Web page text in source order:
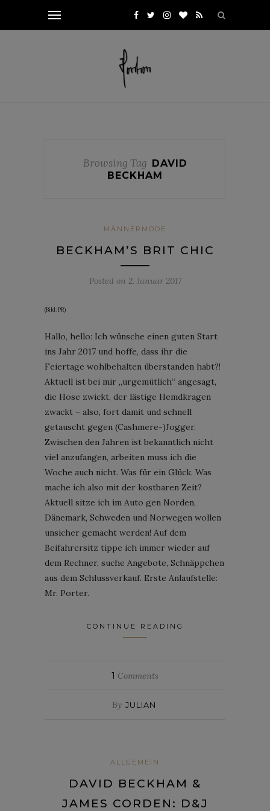
Browsing Tag DAVID
BECKHAM
MÄNNERMODE
BECKHAM’S BRIT CHIC
Posted on 2. Januar 2017
(Bild: PR)
Hallo, hello: Ich wünsche einen guten Start
ins Jahr 2017 und hoffe, dass ihr die
Feiertage wohlbehalten überstanden habt?!
Aktuell ist bei mir „urgemütlich“ angesagt,
die Hose zwickt, der lästige Hemdkragen
zwackt – also, fort damit und schnell
getauscht gegen (Cashmere-)Jogger.
Zwischen den Jahren ist bekanntlich nicht
viel anzufangen, arbeiten muss ich die
Woche auch nicht. Was für ein Glück. Was
mache ich also mit der kostbaren Zeit?
Aktuell sitze ich im Auto gen Norden,
Dänemark, Schweden und Norwegen wollen
unsicher gemacht werden! Auf dem
Beifahrersitz tippe ich immer wieder auf
dem Rechner, suche Angebote, Schnäppchen
aus dem Schlussverkauf. Erste Anlaufstelle:
Mr. Porter.
CONTINUE READING
1 Comments
By JULIAN
ALLGEMEIN
DAVID BECKHAM &
JAMES CORDEN: D&J